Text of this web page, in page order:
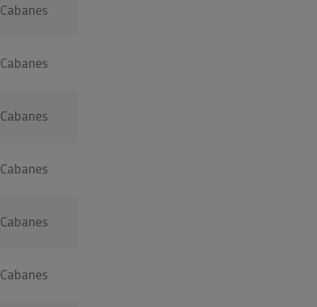
Cabanes
Cabanes
Cabanes
Cabanes
Cabanes
Cabanes